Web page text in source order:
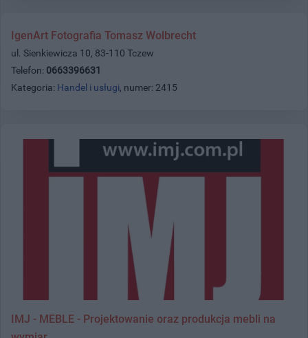
IgenArt Fotografia Tomasz Wolbrecht
ul. Sienkiewicza 10, 83-110 Tczew
Telefon: 0663396631
Kategoria: Handel i usługi, numer: 2415
IMJ - MEBLE - Projektowanie oraz produkcja mebli na